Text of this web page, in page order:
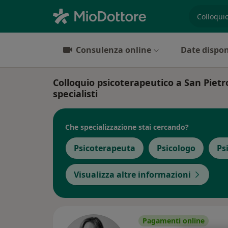
Consulenza online Date
Colloquio psicoterapeutico a San
specialisti
Che specializzazione stai cercando?
Psicoterapeuta Psicologo
Visualizza altre informazioni
Pagamenti online